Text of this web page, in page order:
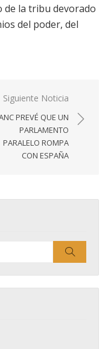
de la tribu devorado
del poder, del
Siguiente Noticia
PREVÉ QUE UN
PARLAMENTO
PARALELO ROMPA
CON ESPAÑA